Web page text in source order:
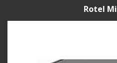
Rotel